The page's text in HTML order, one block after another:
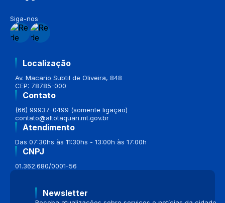
Siga-nos
Localização
Av. Macario Subtil de Oliveira, 848
CEP: 78785-000
Contato
(66) 99937-0499 (somente ligação)
contato@altotaquari.mt.gov.br
Atendimento
Das 07:30hs às 11:30hs - 13:00h às 17:00h
CNPJ
01.362.680/0001-56
Newsletter